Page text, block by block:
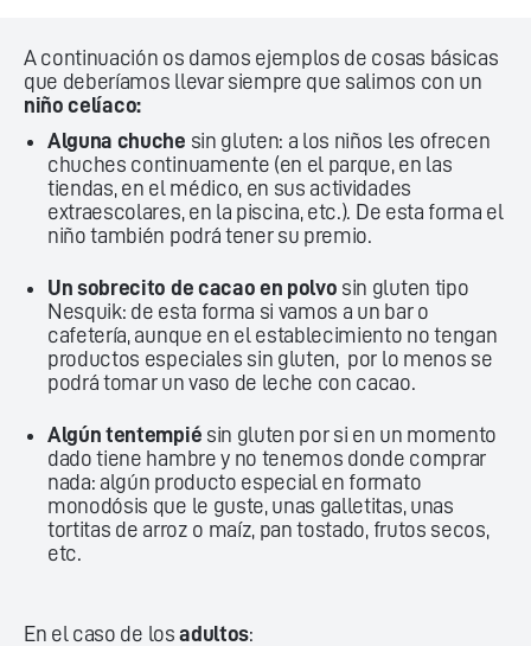
A continuación os damos ejemplos de cosas básicas
que deberíamos llevar siempre que salimos con un
niño celíaco:
Alguna chuche sin gluten: a los niños les ofrecen
chuches continuamente (en el parque, en las
tiendas, en el médico, en sus actividades
extraescolares, en la piscina, etc.). De esta forma el
niño también podrá tener su premio.
Un sobrecito de cacao en polvo sin gluten tipo
Nesquik: de esta forma si vamos a un bar o
cafetería, aunque en el establecimiento no tengan
productos especiales sin gluten, por lo menos se
podrá tomar un vaso de leche con cacao.
Algún tentempié sin gluten por si en un momento
dado tiene hambre y no tenemos donde comprar
nada: algún producto especial en formato
monodósis que le guste, unas galletitas, unas
tortitas de arroz o maíz, pan tostado, frutos secos,
etc.
En el caso de losadultos: